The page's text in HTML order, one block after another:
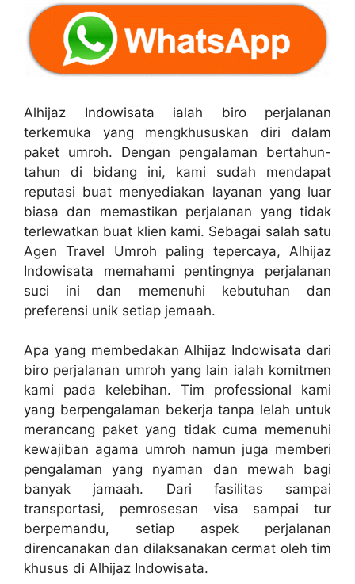
Alhijaz Indowisata ialah biro perjalanan
terkemuka yang mengkhususkan diri dalam
paket umroh. Dengan pengalaman bertahun-
tahun di bidang ini, kami sudah mendapat
reputasi buat menyediakan layanan yang luar
biasa dan memastikan perjalanan yang tidak
terlewatkan buat klien kami. Sebagai salah satu
Agen Travel Umroh paling tepercaya, Alhijaz
Indowisata memahami pentingnya perjalanan
suci ini dan memenuhi kebutuhan dan
preferensi unik setiap jemaah.
Apa yang membedakan Alhijaz Indowisata dari
biro perjalanan umroh yang lain ialah komitmen
kami pada kelebihan. Tim professional kami
yang berpengalaman bekerja tanpa lelah untuk
merancang paket yang tidak cuma memenuhi
kewajiban agama umroh namun juga memberi
pengalaman yang nyaman dan mewah bagi
banyak jamaah. Dari fasilitas sampai
transportasi, pemrosesan visa sampai tur
berpemandu, setiap aspek perjalanan
direncanakan dan dilaksanakan cermat oleh tim
khusus di Alhijaz Indowisata.